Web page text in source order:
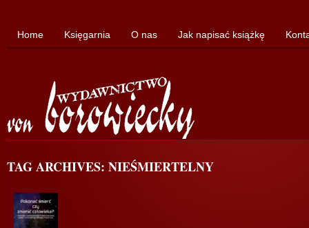
Home Księgarnia O nas Jak napisać książkę
TAG ARCHIVES: NIEŚMIERTELNY